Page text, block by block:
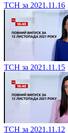
ТСН за 2021.11.16
ТСН за 2021.11.15
ТСН за 2021.11.12